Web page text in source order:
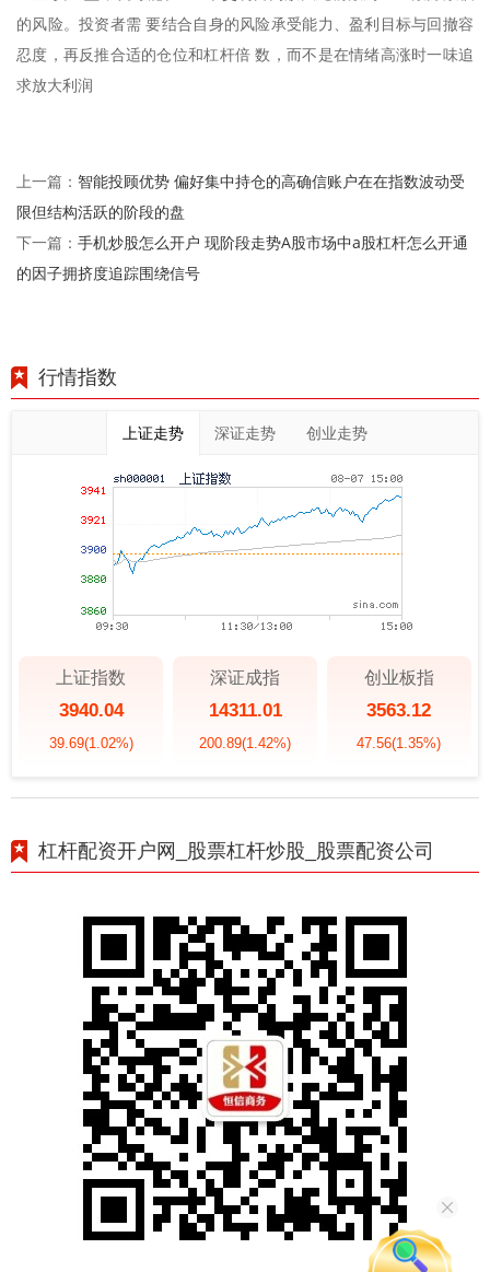
的风险。投资者需 要结合自身的风险承受能力、盈利目标与回撤容
忍度，再反推合适的仓位和杠杆倍 数，而不是在情绪高涨时一味追
求放大利润
上一篇： 智能投顾优势 偏好集中持仓的高确信账户在在指数波动受
限但结构活跃的阶段的盘
下一篇： 手机炒股怎么开户 现阶段走势A股市场中a股杠杆怎么开通
的因子拥挤度追踪围绕信号
行情指数
上证走势 深证走势 创业走势
上证指数
3940.04
39.69(1.02%)
深证成指
14311.01
200.89(1.42%)
创业板指
3563.12
47.56(1.35%)
杠杆配资开户网_股票杠杆炒股_股票配资公司